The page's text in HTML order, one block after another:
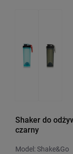
Shaker do
czarny
Model: Shake&Go